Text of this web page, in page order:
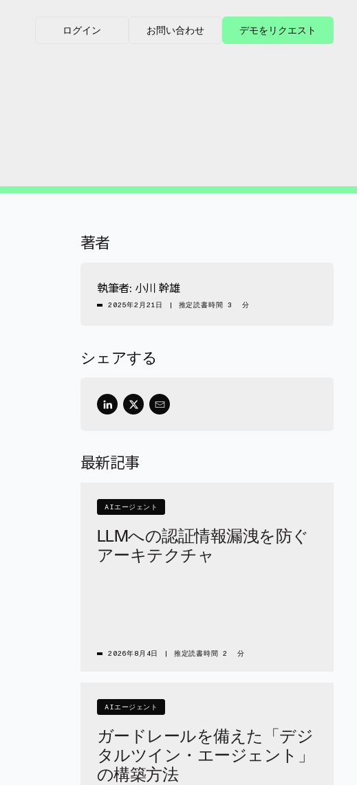
ログイン お問い合わせ デモをリクエスト
著者
執筆者: 小川 幹雄
2025年2月21日 推定読書時間 3 分
シェアする
最新記事
AIエージェント
LLMへの認証情報漏洩を防ぐ
アーキテクチャ
2026年8月4日 推定読書時間 2 分
AIエージェント
ガードレールを備えた「デジ
タルツイン・エージェント」
の構築方法